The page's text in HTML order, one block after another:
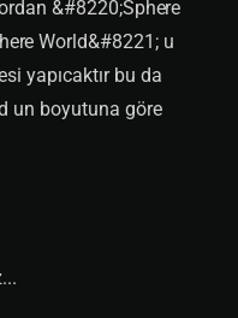
&#8220;Sphere
World&#8221; u
yapıcaktır bu da
un boyutuna göre